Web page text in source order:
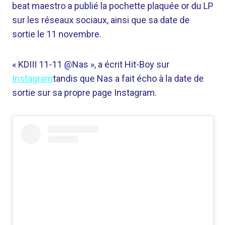
beat maestro a publié la pochette plaquée or du LP
sur les réseaux sociaux, ainsi que sa date de
sortie le 11 novembre.
« KDIII 11-11 @Nas », a écrit Hit-Boy sur
Instagramtandis que Nas a fait écho à la date de
sortie sur sa propre page Instagram.